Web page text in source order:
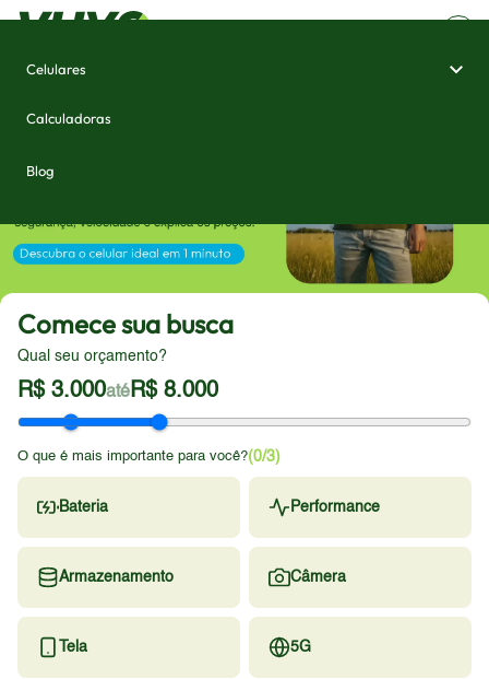
Celulares
Calculadoras
Blog
Comece sua busca
Qual seu orçamento?
R$ 3.000atéR$ 8.000
O que é mais importante para você?(0/3)
Bateria Performance
Armazenamento Câmera
Tela 5G